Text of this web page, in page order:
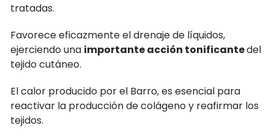
tratadas.
Favorece eficazmente el drenaje de líquidos,
ejerciendo una importante acción tonificantedel
tejido cutáneo.
El calor producido por el Barro, es esencial para
reactivar la producción de colágeno y reafirmar los
tejidos.